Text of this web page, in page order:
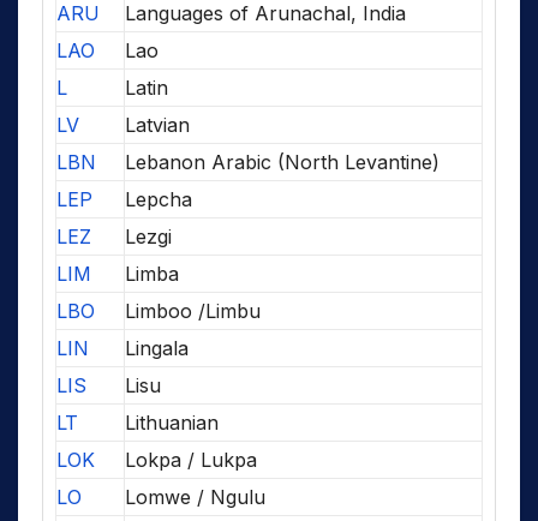
ARU
Languages of Arunachal, India
LAO
Lao
L
Latin
LV
Latvian
LBN
Lebanon Arabic (North Levantine)
LEP
Lepcha
LEZ
Lezgi
LIM
Limba
LBO
Limboo /Limbu
LIN
Lingala
LIS
Lisu
LT
Lithuanian
LOK
Lokpa / Lukpa
LO
Lomwe / Ngulu